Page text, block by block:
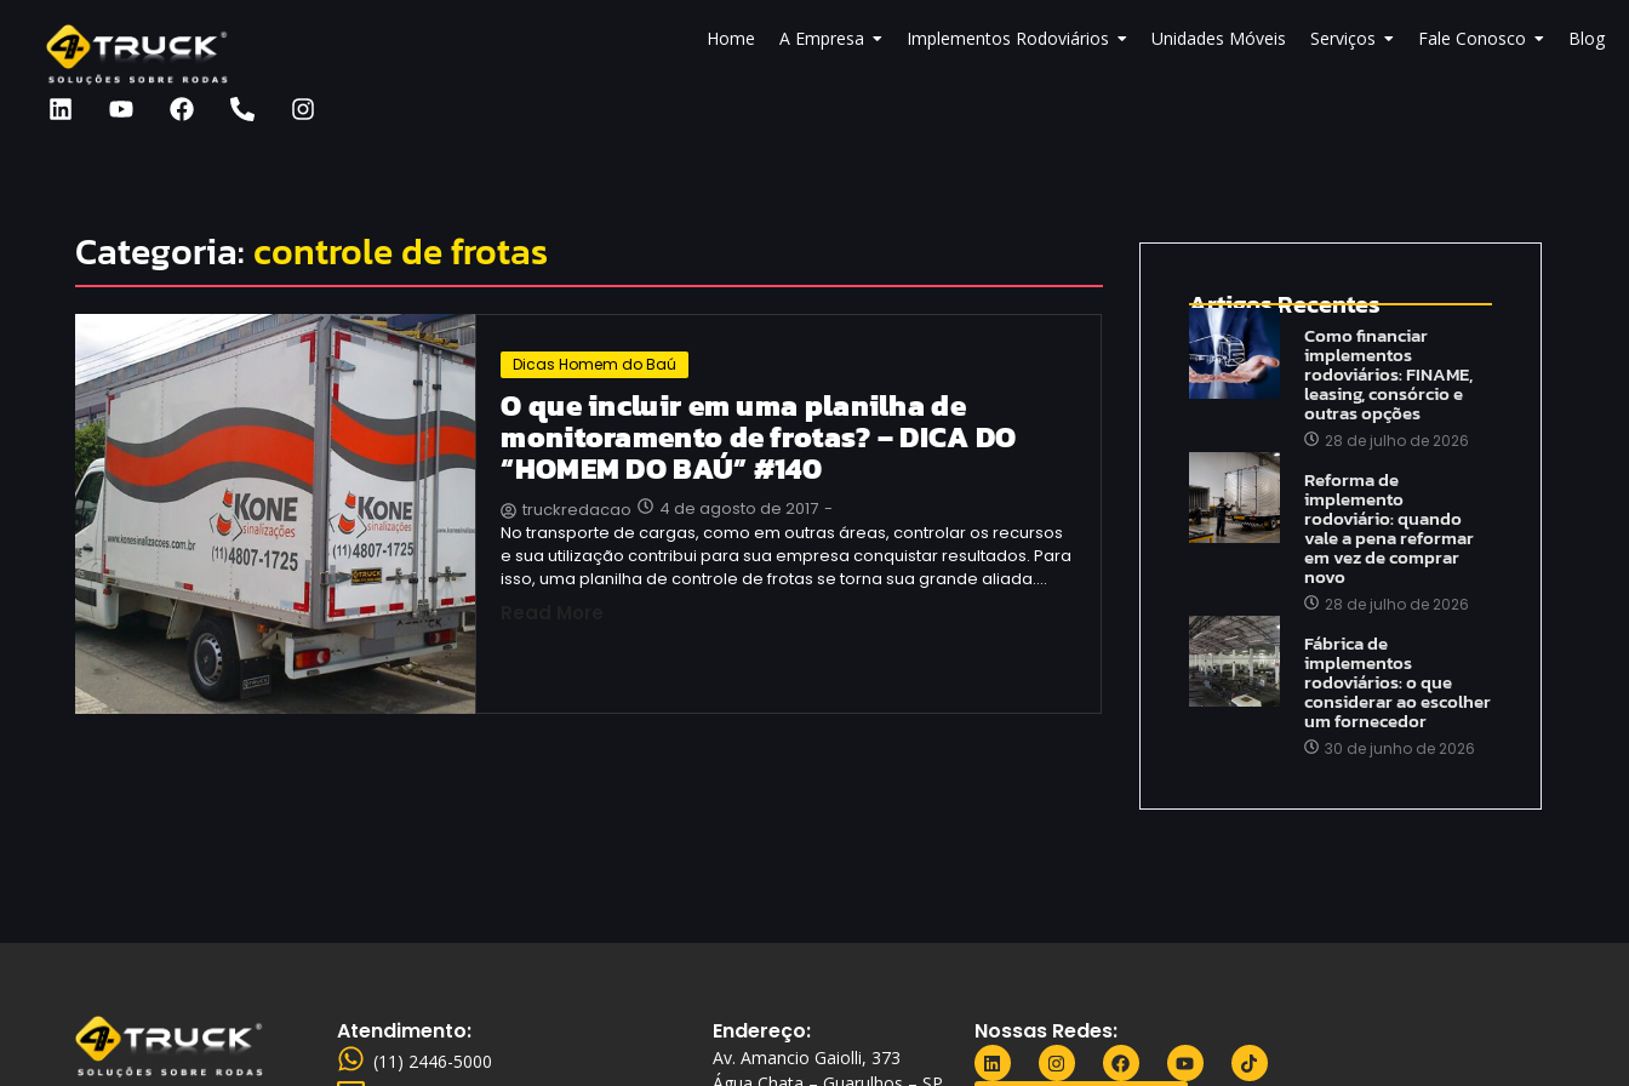
Home A Empresa Implementos Rodoviários Unidades Móveis Serviços Fale Conosco Blog
Categoria: controle de frotas
Dicas Homem do Baú
O que incluir em uma planilha de
monitoramento de frotas? – DICA DO
“HOMEM DO BAÚ” #140
truckredacao 4 de agosto de 2017 -
No transporte de cargas, como em outras áreas, controlar os recursos
e sua utilização contribui para sua empresa conquistar resultados. Para
isso, uma planilha de controle de frotas se torna sua grande aliada.…
Artigos Recentes
Como financiar
implementos
rodoviários: FINAME,
leasing, consórcio e
outras opções
28 de julho de 2026
Reforma de
implemento
rodoviário: quando
vale a pena reformar
em vez de comprar
novo
28 de julho de 2026
Fábrica de
implementos
rodoviários: o que
considerar ao escolher
um fornecedor
30 de junho de 2026
Atendimento:
(11) 2446-5000
Endereço:
Av. Amancio Gaiolli, 373
Nossas Redes: